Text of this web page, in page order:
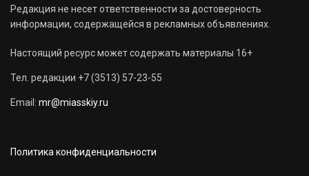
Редакция не несет ответственности за достоверность
информации, содержащейся в рекламных объявлениях.
Настоящий ресурс может содержать материалы 16+
Тел. редакции +7 (3513) 57-23-55
Email: mr@miasskiy.ru
Политика конфиденциальности